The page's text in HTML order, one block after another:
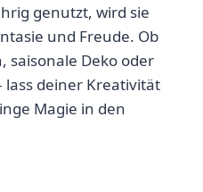
genutzt, wird sie
und Freude. Ob
saisonale Deko oder
lass deiner Kreativität
Magie in den